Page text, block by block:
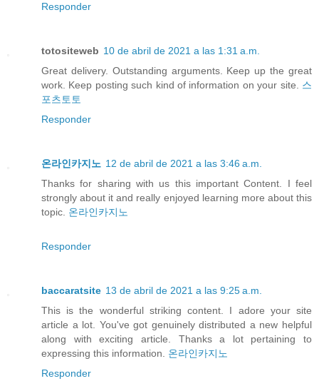
Responder
totositeweb 10 de abril de 2021 a las 1:31 a.m.
Great delivery. Outstanding arguments. Keep up the great
work. Keep posting such kind of information on your site. 스
포츠토토
Responder
온라인카지노 12 de abril de 2021 a las 3:46 a.m.
Thanks for sharing with us this important Content. I feel
strongly about it and really enjoyed learning more about this
topic. 온라인카지노
Responder
baccaratsite 13 de abril de 2021 a las 9:25 a.m.
This is the wonderful striking content. I adore your site
article a lot. You've got genuinely distributed a new helpful
along with exciting article. Thanks a lot pertaining to
expressing this information. 온라인카지노
Responder